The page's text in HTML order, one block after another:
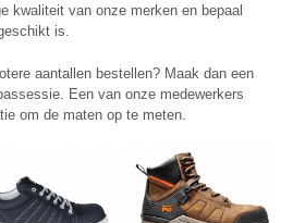
kwaliteit van onze merken en bepaal
is.
aantallen bestellen? Maak dan een
Een van onze medewerkers
om de maten op te meten.